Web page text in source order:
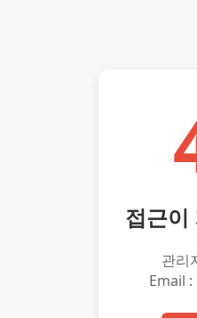
접근이
관리
Email